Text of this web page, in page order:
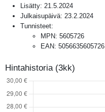
Lisätty: 21.5.2024
Julkaisupäivä: 23.2.2024
Tunnisteet:
MPN: 5605726
EAN: 5056635605726
Hintahistoria (3kk)